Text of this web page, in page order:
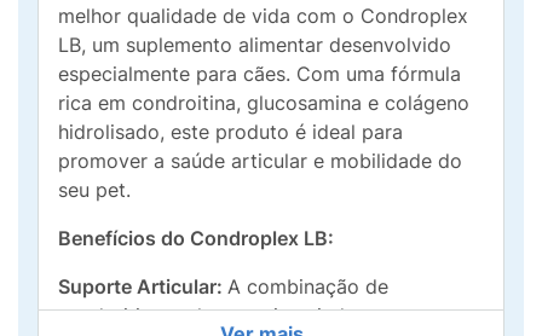
melhor qualidade de vida com o Condroplex
LB, um suplemento alimentar desenvolvido
especialmente para cães. Com uma fórmula
rica em condroitina, glucosamina e colágeno
hidrolisado, este produto é ideal para
promover a saúde articular e mobilidade do
seu pet.
Benefícios do Condroplex LB:
Suporte Articular: A combinação de
condroitina e glucosamina ajuda a manter as